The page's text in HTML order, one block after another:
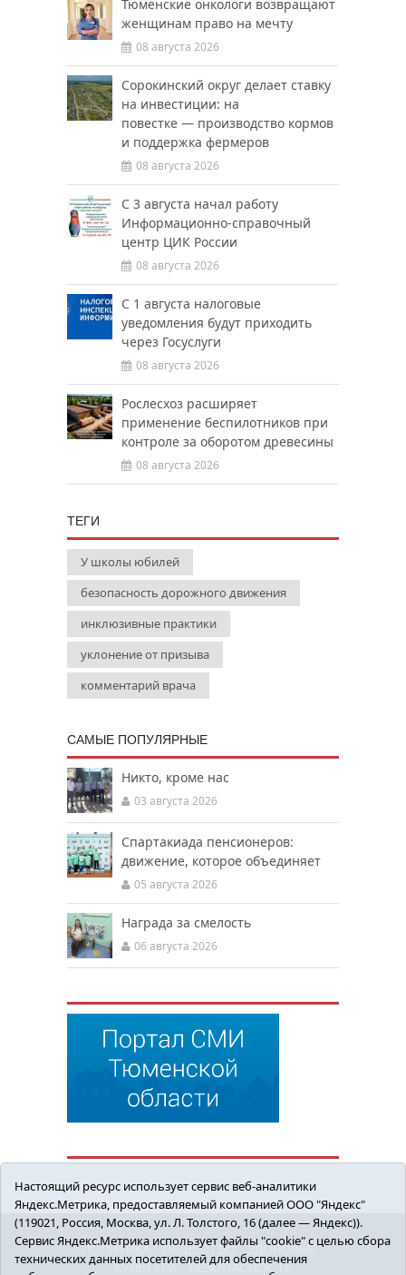
Тюменские онкологи возвращают
женщинам право на мечту
08 августа 2026
Сорокинский округ делает ставку
на инвестиции: на
повестке — производство кормов
и поддержка фермеров
08 августа 2026
С 3 августа начал работу
Информационно-справочный
центр ЦИК России
08 августа 2026
С 1 августа налоговые
уведомления будут приходить
через Госуслуги
08 августа 2026
Рослесхоз расширяет
применение беспилотников при
контроле за оборотом древесины
08 августа 2026
ТЕГИ
У школы юбилей
безопасность дорожного движения
инклюзивные практики
уклонение от призыва
комментарий врача
САМЫЕ ПОПУЛЯРНЫЕ
Никто, кроме нас
03 августа 2026
Спартакиада пенсионеров:
движение, которое объединяет
05 августа 2026
Награда за смелость
06 августа 2026
ПОЛИТИКА ОБЩЕСТВО
ЗДОРОВЬЕ
КУЛЬТУРА
БЕЗОПАСНОСТЬ
Настоящий ресурс использует сервис веб-аналитики
Яндекс.Метрика, предоставляемый компанией ООО "Яндекс"
(119021, Россия, Москва, ул. Л. Толстого, 16 (далее — Яндекс)).
Сервис Яндекс.Метрика использует файлы "cookie" с целью сбора
технических данных посетителей для обеспечения